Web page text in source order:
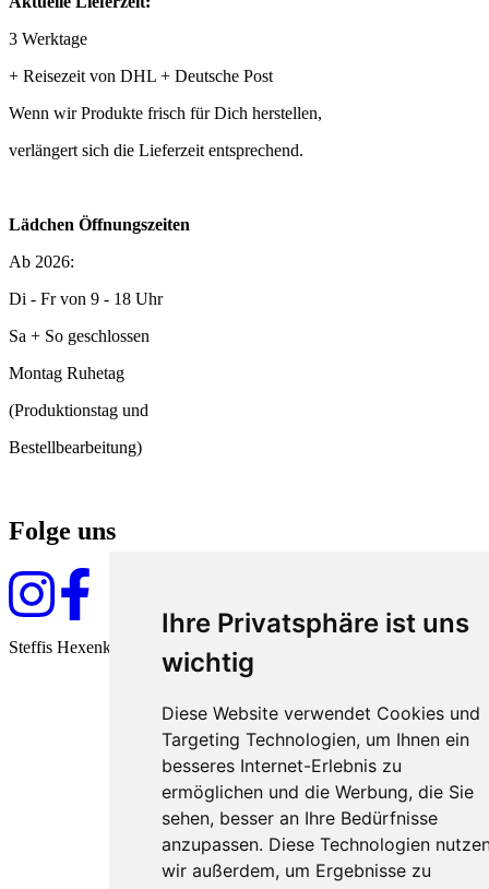
Ihre Privatsphäre ist uns
wichtig
Diese Website verwendet Cookies und
Targeting Technologien, um Ihnen ein
besseres Internet-Erlebnis zu
ermöglichen und die Werbung, die Sie
sehen, besser an Ihre Bedürfnisse
anzupassen. Diese Technologien
wir außerdem, um Ergebnisse zu
3 Werktage
+ Reisezeit von DHL + Deutsche Post
Wenn wir Produkte frisch für Dich herstellen,
verlängert sich die Lieferzeit entsprechend.
Lädchen Öffnungszeiten
Ab 2026:
Di - Fr von 9 - 18 Uhr
Sa + So geschlossen
Montag Ruhetag
(Produktionstag und
Bestellbearbeitung)
Folge uns
Steffis Hexenküche seit 2009